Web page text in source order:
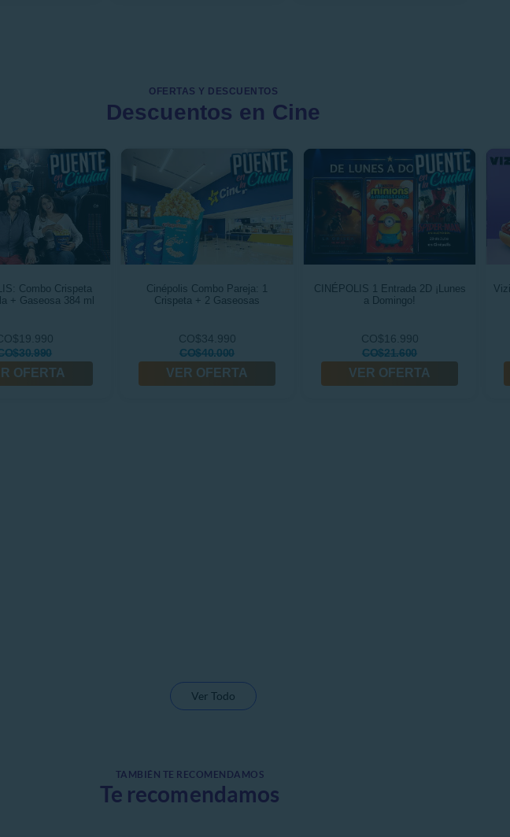
OFERTAS Y DESCUENTOS
Descuentos en Cine
Combo Crispeta
+ Gaseosa 384 ml
OFERTA
Cinépolis Combo Pareja: 1
Crispeta + 2 Gaseosas
CO$34.990
CO$40.000
VER OFERTA
CINÉPOLIS 1 Entrada 2D ¡Lunes
a Domingo!
CO$16.990
CO$21.600
VER OFERTA
Ver Todo
TAMBIÉN TE RECOMENDAMOS
Te recomendamos